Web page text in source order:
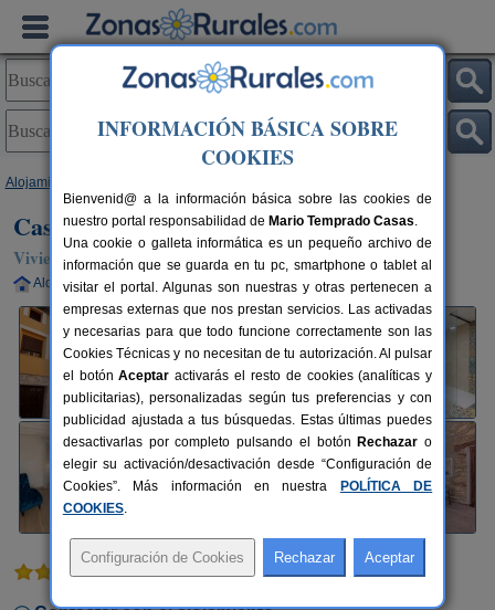
Alojamientos
Casa Doña Jimena
Vivienda turística en Ólvega (Soria)
Alquiler completo 7 plazas 49 km de Soria
1 comentario
INFORMACIÓN BÁSICA SOBRE
COOKIES
Bienvenid@ a la información básica sobre las cookies de
nuestro portal responsabilidad de Mario Temprado Casas.
Una cookie o galleta informática es un pequeño archivo de
información que se guarda en tu pc, smartphone o tablet al
visitar el portal. Algunas son nuestras y otras pertenecen a
empresas externas que nos prestan servicios. Las activadas
y necesarias para que todo funcione correctamente son las
Cookies Técnicas y no necesitan de tu autorización. Al pulsar
el botónAceptar activarás el resto de cookies (analíticas y
publicitarias), personalizadas según tus preferencias y con
publicidad ajustada a tus búsquedas. Estas últimas puedes
desactivarlas por completo pulsando el botón Rechazar o
elegir su activación/desactivación desde “Configuración de
Cookies”. Más información en nuestra
POLÍTICA DE
COOKIES.